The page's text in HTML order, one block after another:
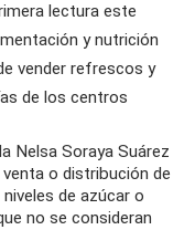
lectura este
ynutrición
vender refrescos y
de los centros
Nelsa Soraya Suárez
o distribución de
de azúcar o
no se consideran